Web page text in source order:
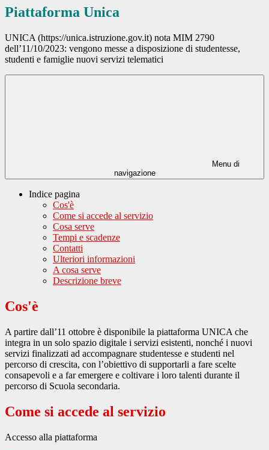
Piattaforma Unica
UNICA (https://unica.istruzione.gov.it) nota MIM 2790
dell’11/10/2023: vengono messe a disposizione di studentesse,
studenti e famiglie nuovi servizi telematici
Menu di
navigazione
Indice pagina
Cos'è
Come si accede al servizio
Cosa serve
Tempi e scadenze
Contatti
Ulteriori informazioni
A cosa serve
Descrizione breve
Cos'è
A partire dall’11 ottobre è disponibile la piattaforma UNICA che
integra in un solo spazio digitale i servizi esistenti, nonché i nuovi
servizi finalizzati ad accompagnare studentesse e studenti nel
percorso di crescita, con l’obiettivo di supportarli a fare scelte
consapevoli e a far emergere e coltivare i loro talenti durante il
percorso di Scuola secondaria.
Come si accede al servizio
Accesso alla piattaforma